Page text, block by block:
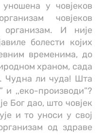
у човјеков
човјеков
И није
болести којих
временима, до
храном, сада
Чудна ли чуда! Шта
и ,,еко-производи”?
Бог дао, што човјек
и то уноси у свој
од здраве